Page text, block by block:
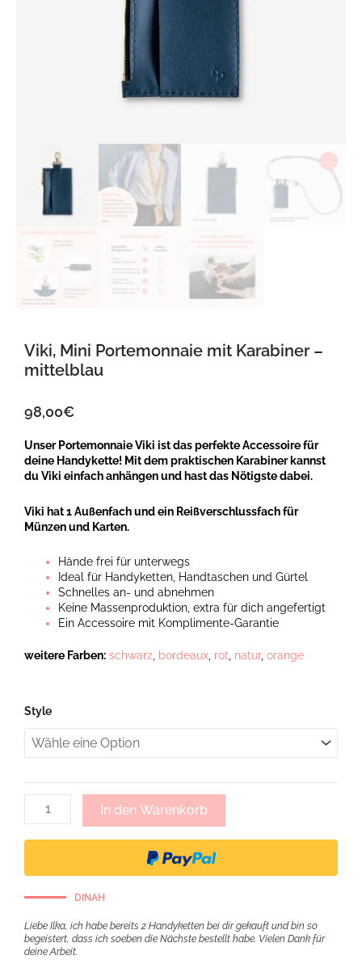
Viki, Mini Portemonnaie mit Karabiner –
mittelblau
98,00€
Unser Portemonnaie Viki ist das perfekte Accessoire für
deine Handykette! Mit dem praktischen Karabiner kannst
du Viki einfach anhängen und hast das Nötigste dabei.
Viki hat 1 Außenfach und ein Reißverschlussfach für
Münzen und Karten.
Hände frei für unterwegs
Ideal für Handyketten, Handtaschen und Gürtel
Schnelles an- und abnehmen
Keine Massenproduktion, extra für dich angefertigt
Ein Accessoire mit Komplimente-Garantie
weitere Farben: schwarz bordeaux rot natur, orange
Style
Viki,
Mini
Portemonnaie
-
mittelblau
Menge
In den Warenkorb
DINAH
Liebe Ilka, ich habe bereits 2 Handyketten bei dir gekauft und bin so
begeistert, dass ich soeben die Nächste bestellt habe. Vielen Dank für
deine Arbeit.